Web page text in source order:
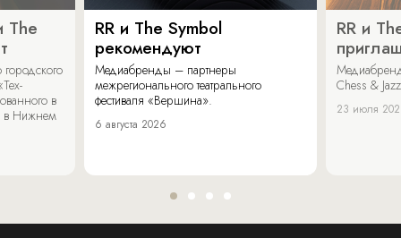
The
в
в Нижнем
RR и The Symbol
рекомендуют
Медиабренды – партнеры
межрегионального театрального
фестиваля «Вершина».
6 августа 2026
RR и
Chess &
23 июля